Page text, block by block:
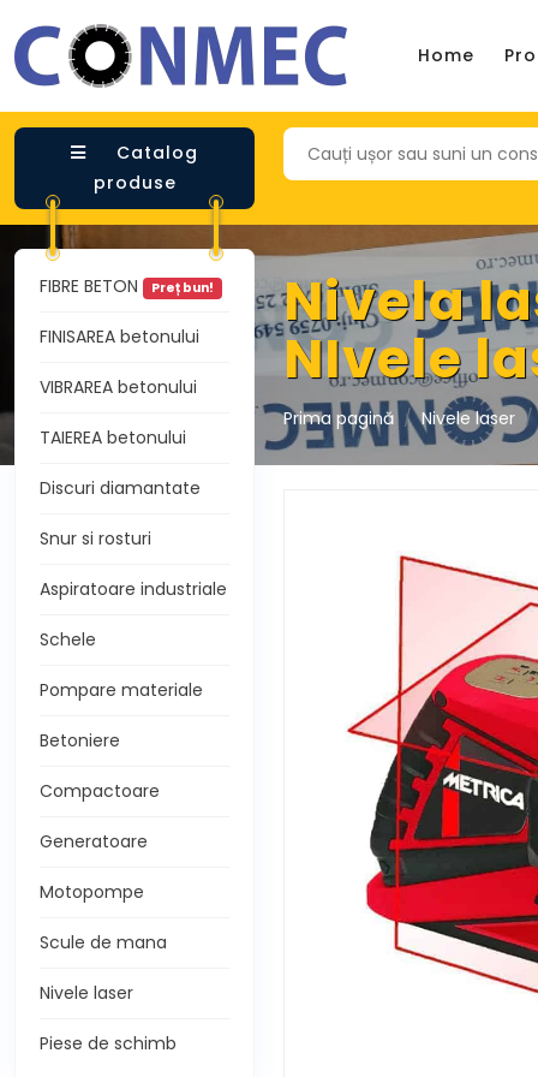
Home
Catalog
produse
Nivela
NIvele
Prima pagină Nivele laser
FIBRE BETON Preț bun!
FINISAREA betonului
VIBRAREA betonului
TAIEREA betonului
Discuri diamantate
Snur si rosturi
Aspiratoare industriale
Schele
Pompare materiale
Betoniere
Compactoare
Generatoare
Motopompe
Scule de mana
Nivele laser
Piese de schimb